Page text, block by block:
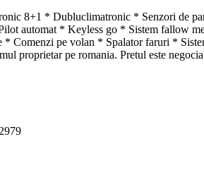
8+1 * Dubluclimatronic * Senzori de
automat * Keyless go * Sistem fallow
Comenzi pe volan * Spalator faruri *
proprietar pe romania. Pretul este